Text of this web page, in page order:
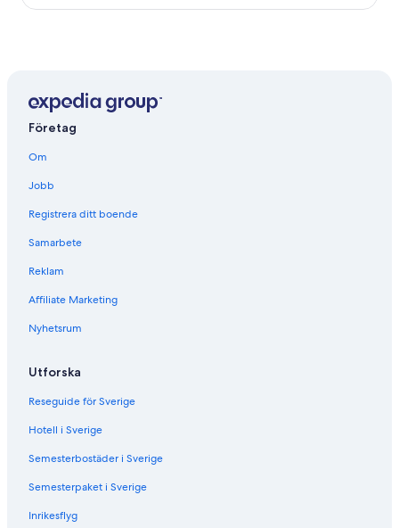
Företag
Om
Jobb
Registrera ditt boende
Samarbete
Reklam
Affiliate Marketing
Nyhetsrum
Utforska
Reseguide för Sverige
Hotell i Sverige
Semesterbostäder i Sverige
Semesterpaket i Sverige
Inrikesflyg